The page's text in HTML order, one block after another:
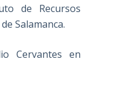
de Recursos
Salamanca.